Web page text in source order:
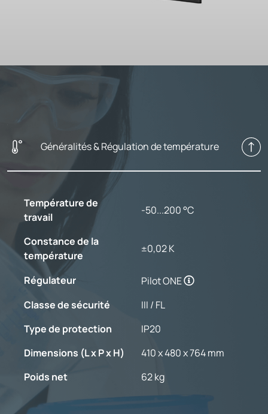
Généralités & Régulation de température
Température de
travail
-50...200 °C
Constance de la
température
±0,02 K
Régulateur
Pilot ONE
Classe de sécurité
III / FL
Type de protection
IP20
Dimensions (L x P x H)
410 x 480 x 764 mm
Poids net
62 kg